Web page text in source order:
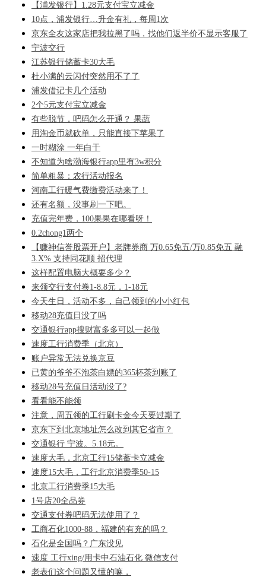
【浦发银行】1.28元支付宝立减金
10点，浦发银行…升金有礼，每周1次
京东全友这家店把我拉黑了吗，找他们返半价不显示客服了
宁波交行
江苏银行储蓄卡30大毛
杜小满的云闪付突然用不了了
浦发借记卡几个活动
2个5元支付宝立减金
有些脱节，吧码怎么开通？ 果蔬
用淘金币就砍单，只能直接下苹果了
一时糊涂 一年白干
不知道为啥渤海银行app里有3w积分
简单粗暴：农行活动报名
河南工行暖气费缴费活动来了！
还有名额，没事刷一下吧。
充值完年费，100果果在哪看呀！
0.2chong1两个
【赚神信誉股票开户】老牌券商 万0.65免五/万0.85免五 融
3.X% 支持同花顺 招代理
这样配置电脑大概要多少？
来领交行支付卷1-8.8元，1-18元
今天生日，活动不多，自己领到的小小红包
移动28充值日没了吗
交通银行app搜财富多多可以一起做
速度工行消费季（北京）
账户异常无法兑换京豆
已黄的爷爷不泡茶白嫖的365杯茶到账了
移动28号充值日活动没了?
看看能不能领
注意，周五领的工行刷卡金今天要过期了
京东下到北京地址怎么改到其它省市？
交通银行 宁波。5.18元。
速度大毛，北京工行15储蓄卡立减金
速度15大毛，工行北京消费季50-15
北京工行消费季15大毛
1号店20全品券
交通支付券吧码无法使用了？
工商石化1000-88，福建的有充的吗？
石化是全国吗？广东没见
速度 工行xing/用卡中石油石化 微信支付
老表们这个问题又懂的嘛，